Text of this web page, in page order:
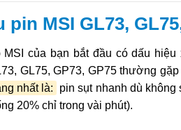
pin MSI GL73,
MSI của bạn bắt đầu có dấu
GL75, GP73, GP75 thường
nhất là:
pin sụt nhanh dù
20% chỉ trong vài phút).